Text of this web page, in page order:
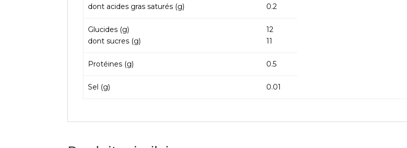
dont acides gras saturés (g)
0.2
Glucides (g)
dont sucres (g)
12
11
Protéines (g) 0.5
Sel (g) 0.01